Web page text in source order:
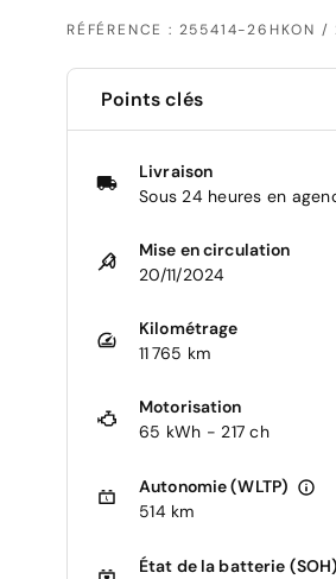
RÉFÉRENCE : 255414-26HKON
Points clés
Livraison
Sous 24 heures en
Mise en circulation
20/11/2024
Kilométrage
11 765 km
Motorisation
65 kWh - 217 ch
Autonomie (WLTP)
514 km
État de la batterie (SOH)